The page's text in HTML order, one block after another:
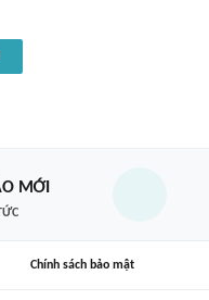
MỚI
Chính sách bảo mật